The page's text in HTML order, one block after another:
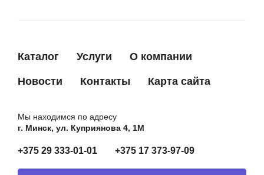
Каталог Услуги О компании
Новости Контакты Карта сайта
Мы находимся по адресу
г. Минск, ул. Куприянова 4, 1М
+375 29 333-01-01 +375 17 373-97-09